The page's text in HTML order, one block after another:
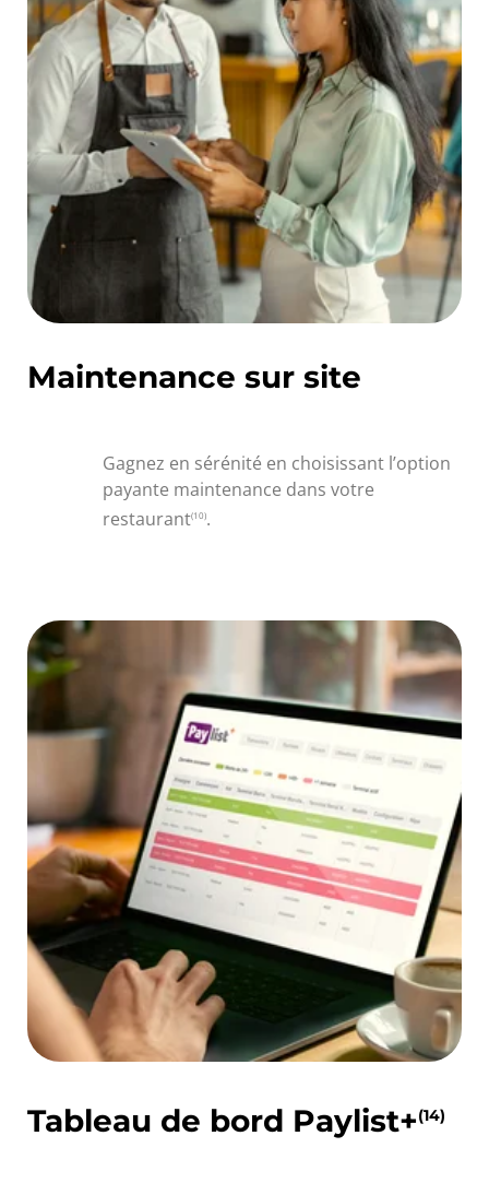
Maintenance sur site
Gagnez en sérénité en choisissant l’option
payante maintenance dans votre
restaurant(10).
Tableau de bord Paylist+(14)